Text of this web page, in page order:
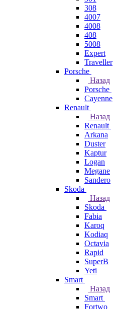
308
4007
4008
408
5008
Expert
Traveller
Porsche
Назад
Porsche
Cayenne
Renault
Назад
Renault
Arkana
Duster
Kaptur
Logan
Megane
Sandero
Skoda
Назад
Skoda
Fabia
Karoq
Kodiaq
Octavia
Rapid
SuperB
Yeti
Smart
Назад
Smart
Fortwo